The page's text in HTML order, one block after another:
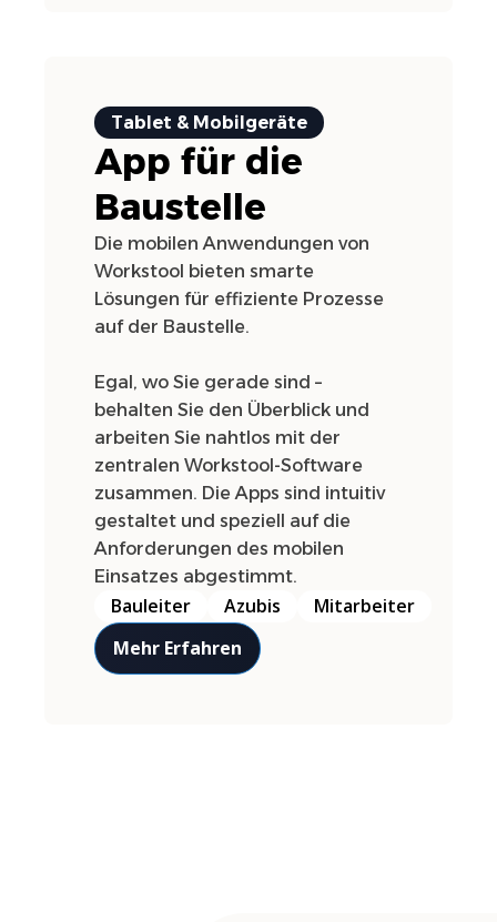
Tablet & Mobilgeräte
App für die
Baustelle
Die mobilen Anwendungen von
Workstool bieten smarte
Lösungen für effiziente Prozesse
auf der Baustelle.
Egal, wo Sie gerade sind –
behalten Sie den Überblick und
arbeiten Sie nahtlos mit der
zentralen Workstool-Software
zusammen. Die Apps sind intuitiv
gestaltet und speziell auf die
Anforderungen des mobilen
Einsatzes abgestimmt.
Bauleiter Azubis
Mitarbeiter
Mehr Erfahren